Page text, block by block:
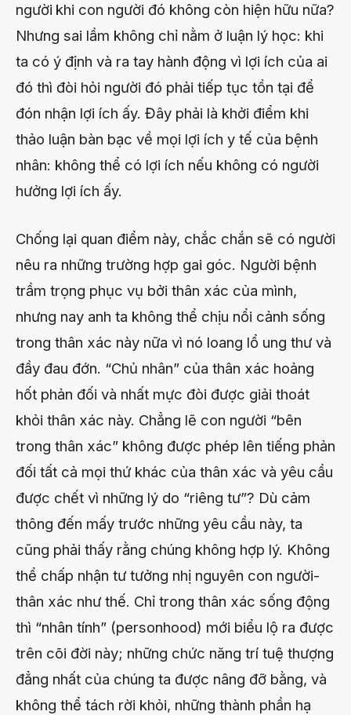
người khi con người đó không còn hiện hữu nữa?
Nhưng sai lầm không chỉ nằm ở luận lý học: khi
ta có ý định và ra tay hành động vì lợi ích của ai
đó thì đòi hỏi người đó phải tiếp tục tồn tại để
đón nhận lợi ích ấy. Đây phải là khởi điểm khi
thảo luận bàn bạc về mọi lợi ích y tế của bệnh
nhân: không thể có lợi ích nếu không có người
hưởng lợi ích ấy.
Chống lại quan điểm này, chắc chắn sẽ có người
nêu ra những trường hợp gai góc. Người bệnh
trầm trọng phục vụ bởi thân xác của mình,
nhưng nay anh ta không thể chịu nổi cảnh sống
trong thân xác này nữa vì nó loang lổ ung thư và
đầy đau đớn. “Chủ nhân” của thân xác hoảng
hốt phản đối và nhất mực đòi được giải thoát
khỏi thân xác này. Chẳng lẽ con người “bên
trong thân xác” không được phép lên tiếng phản
đối tất cả mọi thứ khác của thân xác và yêu cầu
được chết vì những lý do “riêng tư”? Dù cảm
thông đến mấy trước những yêu cầu này, ta
cũng phải thấy rằng chúng không hợp lý. Không
thể chấp nhận tư tưởng nhị nguyên con người-
thân xác như thế. Chỉ trong thân xác sống động
thì “nhân tính” (personhood) mới biểu lộ ra được
trên cõi đời này; những chức năng trí tuệ thượng
đẳng nhất của chúng ta được nâng đỡ bằng, và
không thể tách rời khỏi, những thành phần hạ